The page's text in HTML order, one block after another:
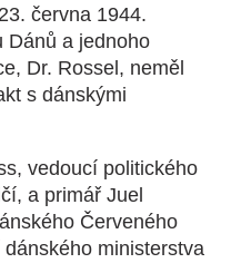
června 1944.
Dánů a jednoho
Dr. Rossel, neměl
s dánskými
vedoucí politického
a primář Juel
Červeného
ministerstva